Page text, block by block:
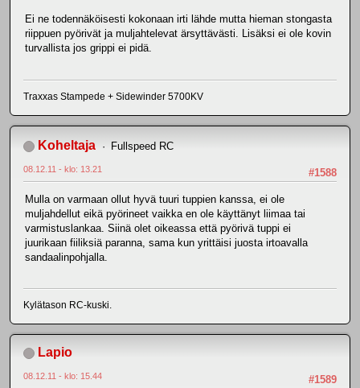
Ei ne todennäköisesti kokonaan irti lähde mutta hieman stongasta
riippuen pyörivät ja muljahtelevat ärsyttävästi. Lisäksi ei ole kovin
turvallista jos grippi ei pidä.
Traxxas Stampede + Sidewinder 5700KV
Koheltaja Fullspeed RC
#1588
08.12.11 - klo: 13.21
Mulla on varmaan ollut hyvä tuuri tuppien kanssa, ei ole
muljahdellut eikä pyörineet vaikka en ole käyttänyt liimaa tai
varmistuslankaa. Siinä olet oikeassa että pyörivä tuppi ei
juurikaan fiiliksiä paranna, sama kun yrittäisi juosta irtoavalla
sandaalinpohjalla.
Kylätason RC-kuski.
Lapio
#1589
08.12.11 - klo: 15.44